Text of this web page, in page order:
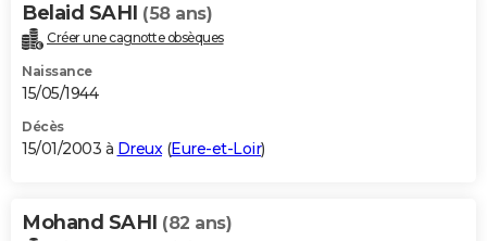
Belaid SAHI (58 ans)
Créer une cagnotte obsèques
Naissance
15/05/1944
Décès
15/01/2003 à Dreux(Eure-et-Loir)
Mohand SAHI (82 ans)